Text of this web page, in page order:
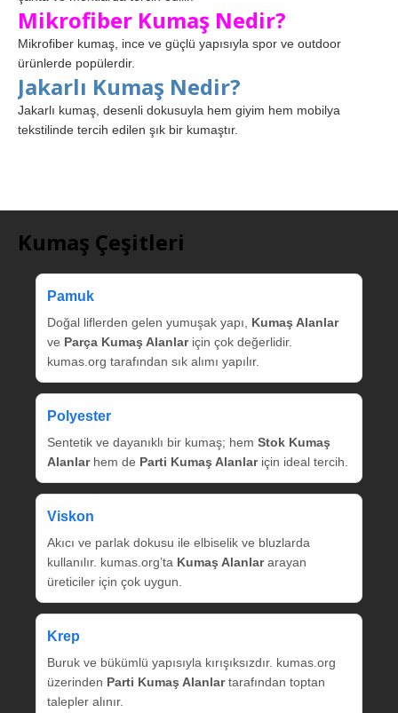
Mikrofiber Kumaş Nedir?
Mikrofiber kumaş, ince ve güçlü yapısıyla spor ve outdoor
ürünlerde popülerdir.
Jakarlı Kumaş Nedir?
Jakarlı kumaş, desenli dokusuyla hem giyim hem mobilya
tekstilinde tercih edilen şık bir kumaştır.
Kumaş Çeşitleri
Pamuk
Doğal liflerden gelen yumuşak yapı, Kumaş Alanlar
ve Parça Kumaş Alanlariçin çok değerlidir.
kumas.org tarafından sık alımı yapılır.
Polyester
Sentetik ve dayanıklı bir kumaş; hem Stok Kumaş
Alanlarhem de Parti Kumaş Alanlariçin ideal tercih.
Viskon
Akıcı ve parlak dokusu ile elbiselik ve bluzlarda
kullanılır. kumas.org’ta Kumaş Alanlararayan
üreticiler için çok uygun.
Krep
Buruk ve bükümlü yapısıyla kırışıksızdır. kumas.org
üzerinden Parti Kumaş Alanlartarafından toptan
talepler alınır.